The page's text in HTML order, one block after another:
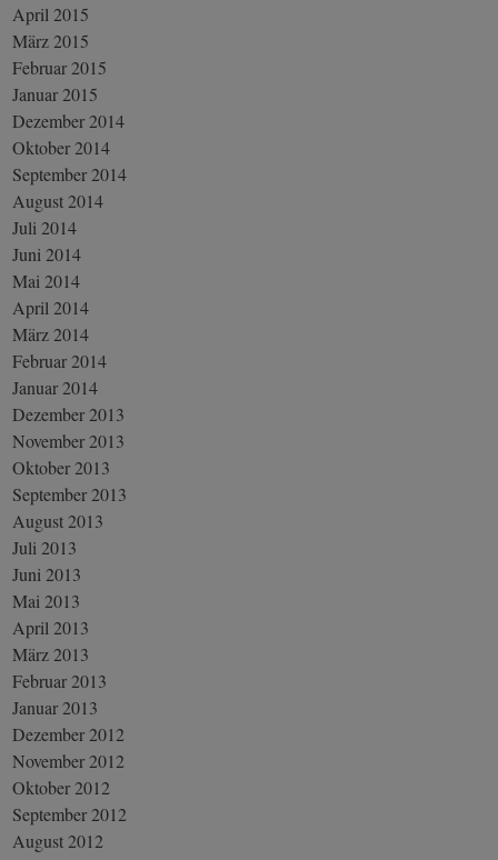
April 2015
März 2015
Februar 2015
Januar 2015
Dezember 2014
Oktober 2014
September 2014
August 2014
Juli 2014
Juni 2014
Mai 2014
April 2014
März 2014
Februar 2014
Januar 2014
Dezember 2013
November 2013
Oktober 2013
September 2013
August 2013
Juli 2013
Juni 2013
Mai 2013
April 2013
März 2013
Februar 2013
Januar 2013
Dezember 2012
November 2012
Oktober 2012
September 2012
August 2012